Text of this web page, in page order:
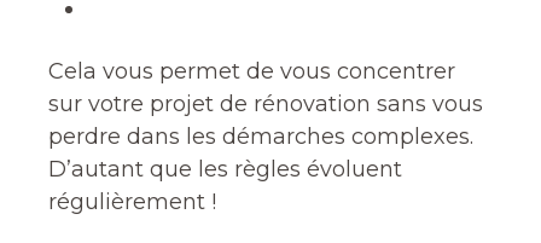
Cela vous permet de vous concentrer
sur votre projet de rénovation sans vous
perdre dans les démarches complexes.
D’autant que les règles évoluent
régulièrement !